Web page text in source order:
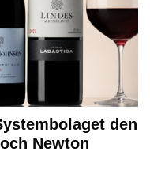
den
Newton